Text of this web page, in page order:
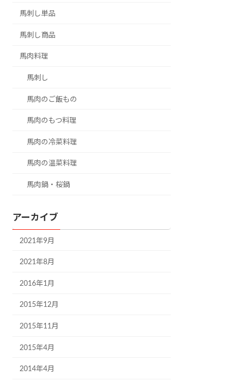
馬刺し単品
馬刺し商品
馬肉料理
馬刺し
馬肉のご飯もの
馬肉のもつ料理
馬肉の冷菜料理
馬肉の温菜料理
馬肉鍋・桜鍋
アーカイブ
2021年9月
2021年8月
2016年1月
2015年12月
2015年11月
2015年4月
2014年4月